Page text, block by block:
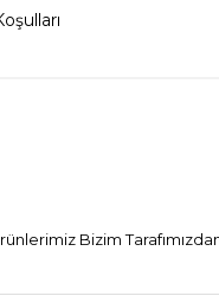
Bizim